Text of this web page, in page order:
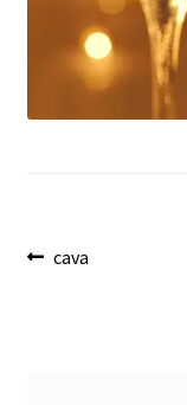
Finalizar compra
Mi cuenta
Navegación
Anterior:
cava